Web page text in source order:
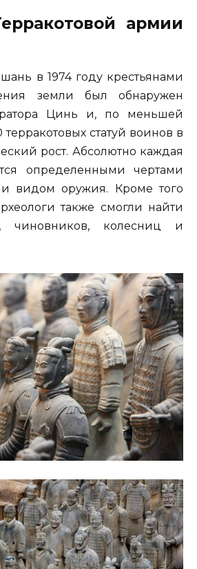
армии
в 1974 году крестьянами
земли был обнаружен
Цинь и, по меньшей
статуй воинов в
рост. Абсолютно каждая
определенными чертами
видом оружия. Кроме того
также смогли найти
чиновников, колесниц и